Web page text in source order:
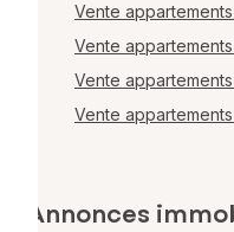
Vente
Vente
Vente
Vente
Annonces